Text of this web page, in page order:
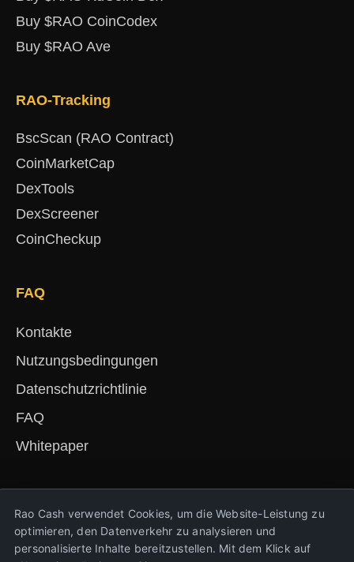
Buy $RAO CoinCodex
Buy $RAO Ave
RAO-Tracking
BscScan (RAO Contract)
CoinMarketCap
DexTools
DexScreener
CoinCheckup
FAQ
Kontakte
Nutzungsbedingungen
Datenschutzrichtlinie
FAQ
Whitepaper
English Русский Deutsch Français Español 简体中文
TürkçePortuguêsNederlandsУкраїнська
Rao Cash verwendet Cookies, um die Website-Leistung zu
optimieren, den Datenverkehr zu analysieren und
personalisierte Inhalte bereitzustellen. Mit dem Klick auf